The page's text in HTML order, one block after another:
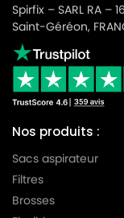
Spirfix – SARL RA –
Saint-Géréon,
Nos produits :
Sacs aspirateur
Filtres
Brosses